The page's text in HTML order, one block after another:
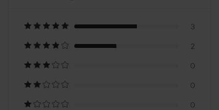
Baserat
på
5
betyg
3
2
0
0
0